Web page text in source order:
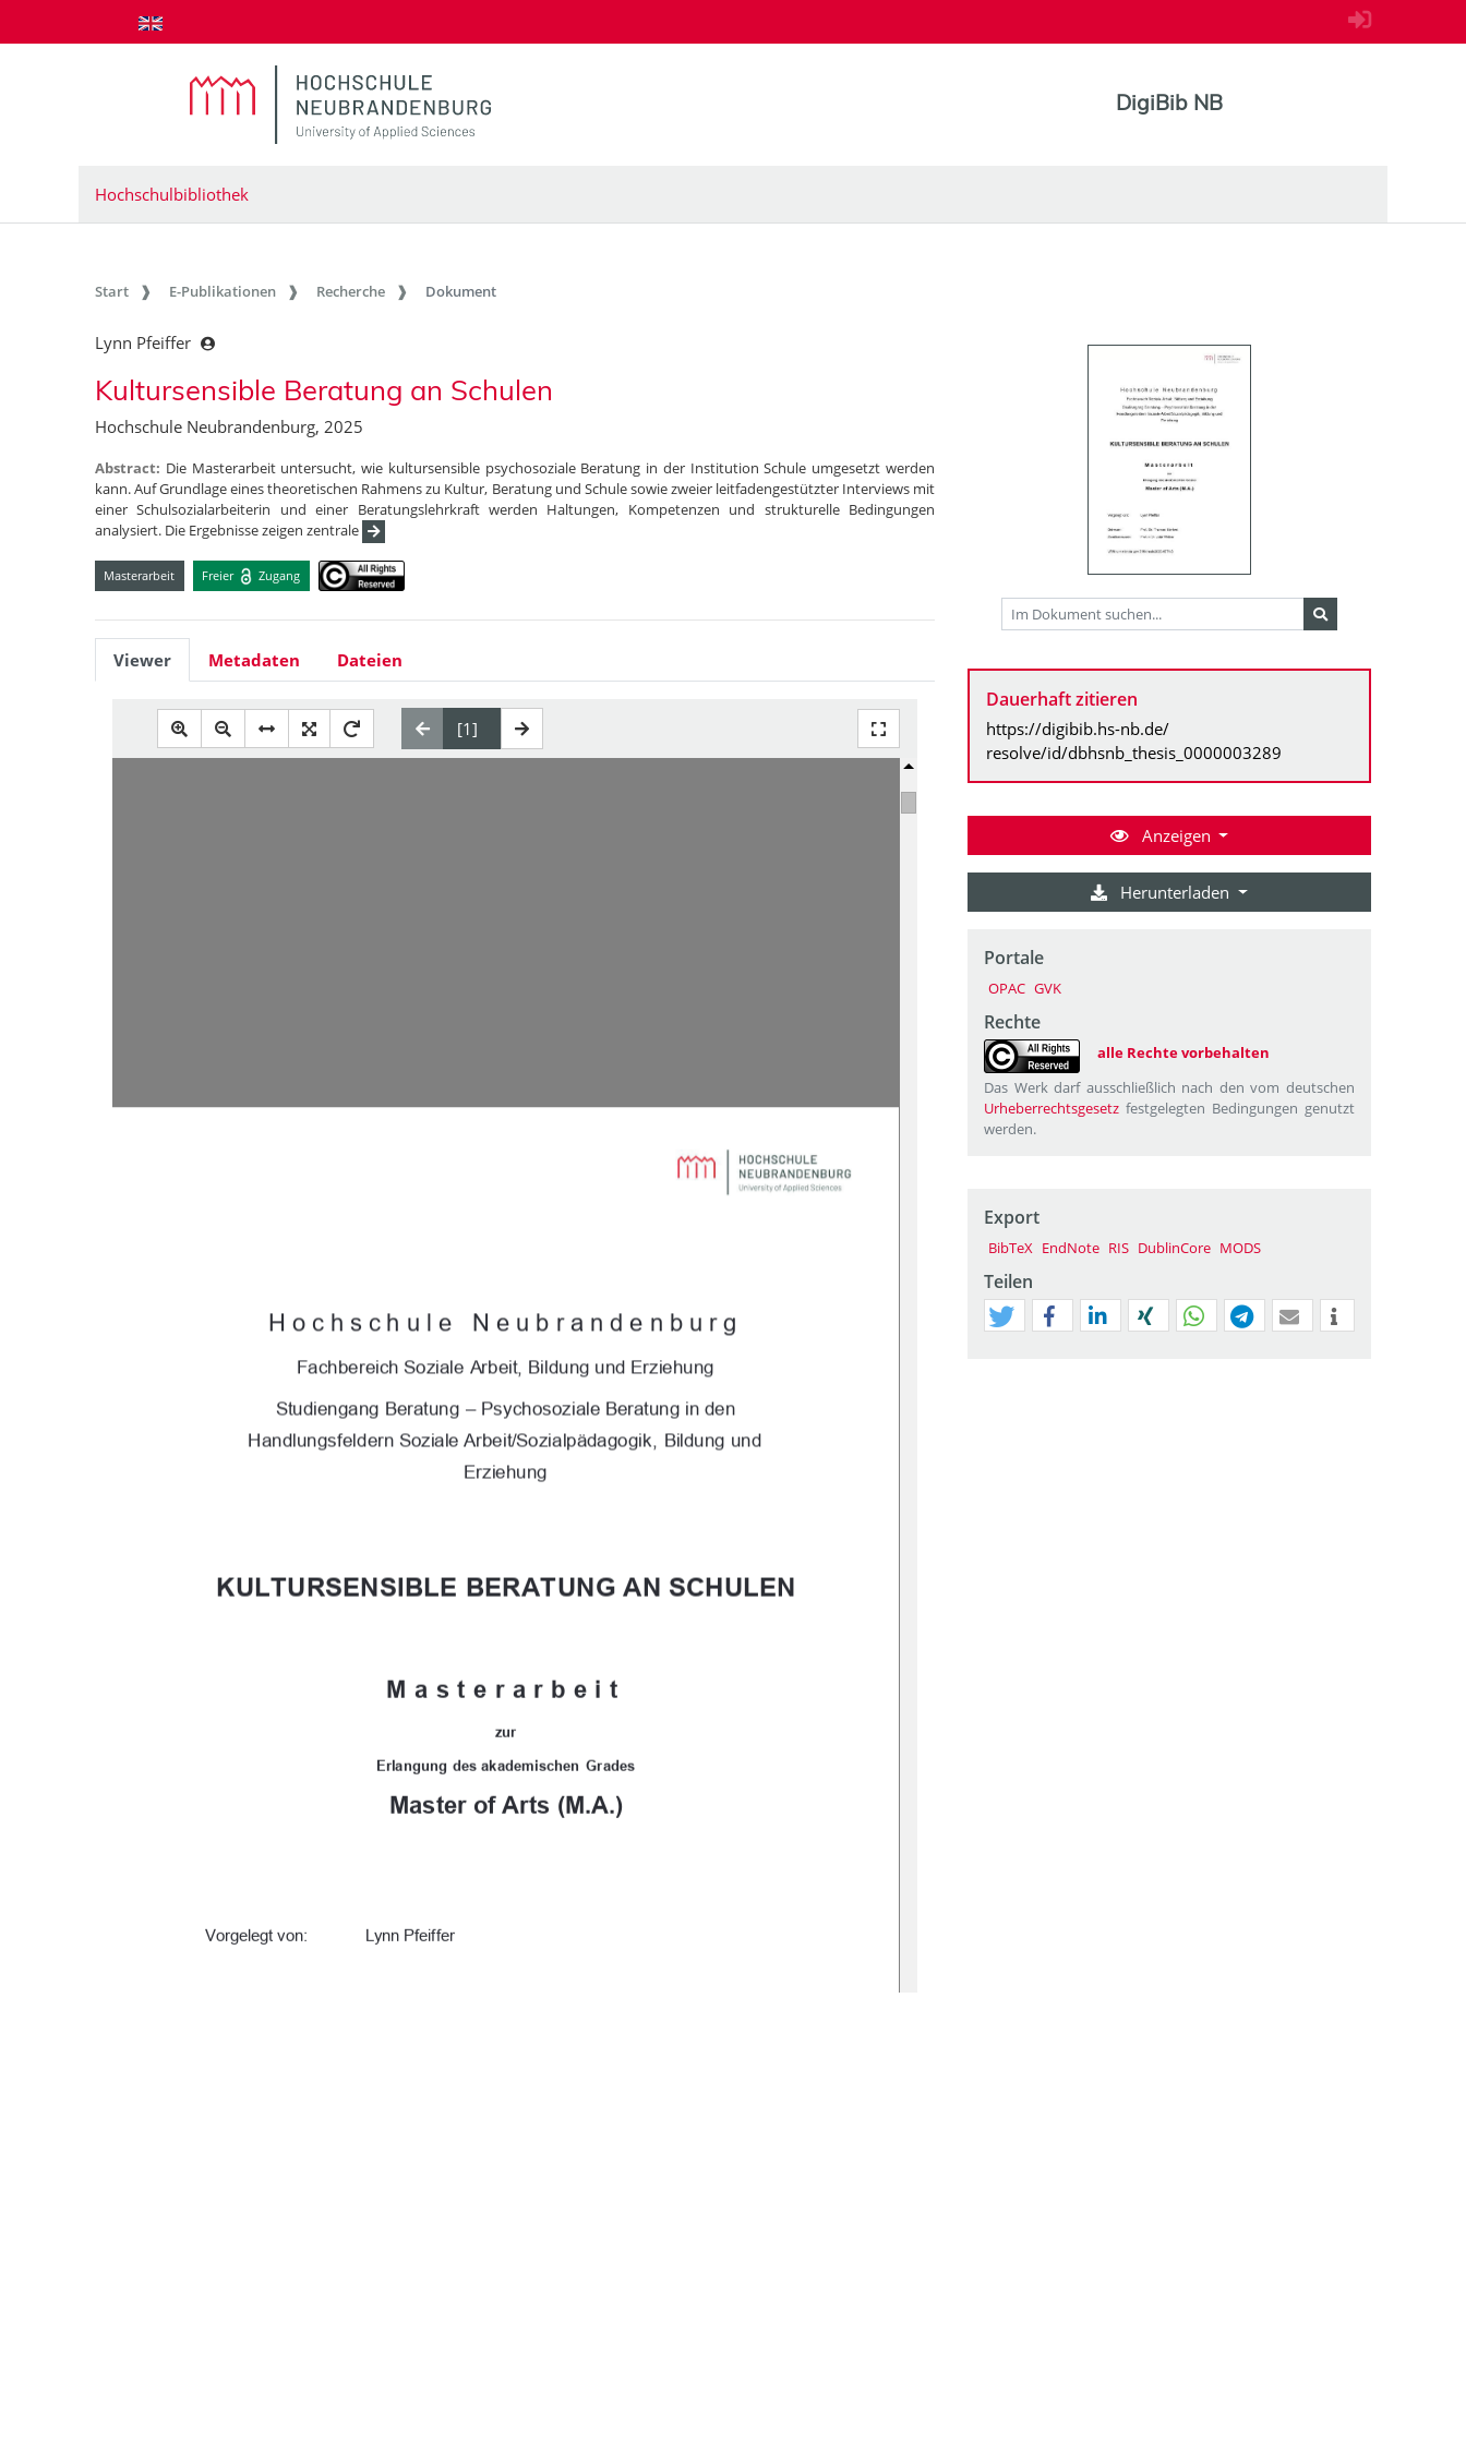
zum Inhalt springen
DigiBib NB
Hochschulbibliothek
Start E-Publikationen Recherche Dokument
Lynn Pfeiffer
Kultursensible Beratung an Schulen
Hochschule Neubrandenburg, 2025
Abstract: Die Masterarbeit untersucht, wie kultursensible psychosoziale Beratung in der Institution Schule umgesetzt werden
kann. Auf Grundlage eines theoretischen Rahmens zu Kultur, Beratung und Schule sowie zweier leitfadengestützter Interviews mit
einer Schulsozialarbeiterin und einer Beratungslehrkraft werden Haltungen, Kompetenzen und strukturelle Bedingungen
analysiert. Die Ergebnisse zeigen zentrale
Masterarbeit Freier Zugang
Viewer Metadaten Dateien
Hochschule Neubrandenburg
Fachbereich Soziale Arbeit, Bildung und Erziehung
Studiengang Beratung – Psychosoziale Beratung in den
Handlungsfeldern Soziale Arbeit/Sozialpädagogik,  Bildung und
Erziehung
KULTURSENSIBLE BERATUNG AN SCHULEN
Masterarbeit
zur
Erlangung  des  akademischen  Grades
Master of Arts (M.A.)
Vorgelegt von: Lynn Pfeiffer
Dauerhaft zitieren
https://digibib.hs-nb.de/
resolve/id/dbhsnb_thesis_0000003289
Anzeigen
Herunterladen
Portale
OPAC GVK
Rechte
alle Rechte vorbehalten
Das Werk darf ausschließlich nach den vom deutschen
Urheberrechtsgesetz festgelegten Bedingungen genutzt
werden.
Export
BibTeX EndNote RIS DublinCore MODS
Teilen